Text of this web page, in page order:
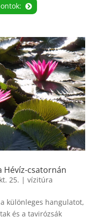
Hévíz-csatornán
25. | vízitúra
különleges hangulatot,
és a tavirózsák